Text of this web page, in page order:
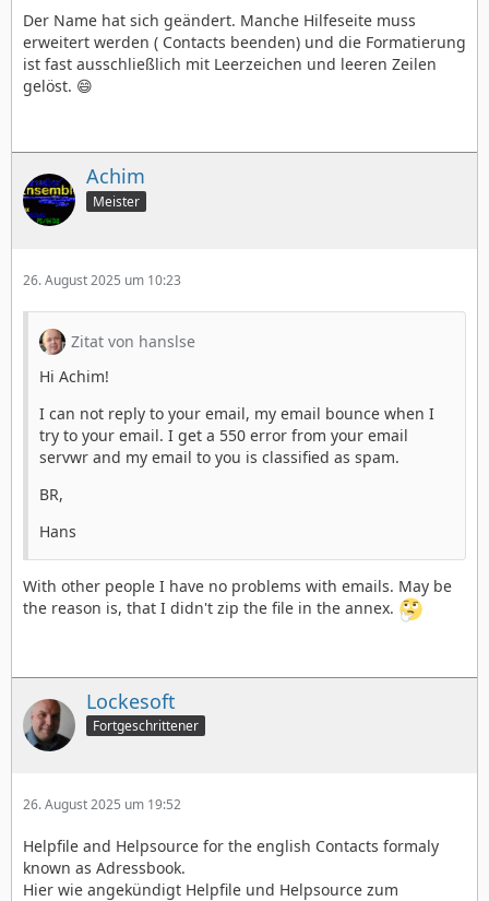
Der Name hat sich geändert. Manche Hilfeseite muss
erweitert werden ( Contacts beenden) und die Formatierung
ist fast ausschließlich mit Leerzeichen und leeren Zeilen
gelöst. 😄
Achim
Meister
26. August 2025 um 10:23
Zitat von hanslse
Hi Achim!
I can not reply to your email, my email bounce when I
try to your email. I get a 550 error from your email
servwr and my email to you is classified as spam.
BR,
Hans
With other people I have no problems with emails. May be
the reason is, that I didn't zip the file in the annex.
Lockesoft
Fortgeschrittener
26. August 2025 um 19:52
Helpfile and Helpsource for the english Contacts formaly
known as Adressbook.
Hier wie angekündigt Helpfile und Helpsource zum